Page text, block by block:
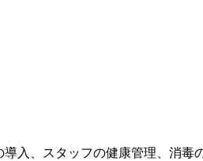
入、スタッフの健康管理、消